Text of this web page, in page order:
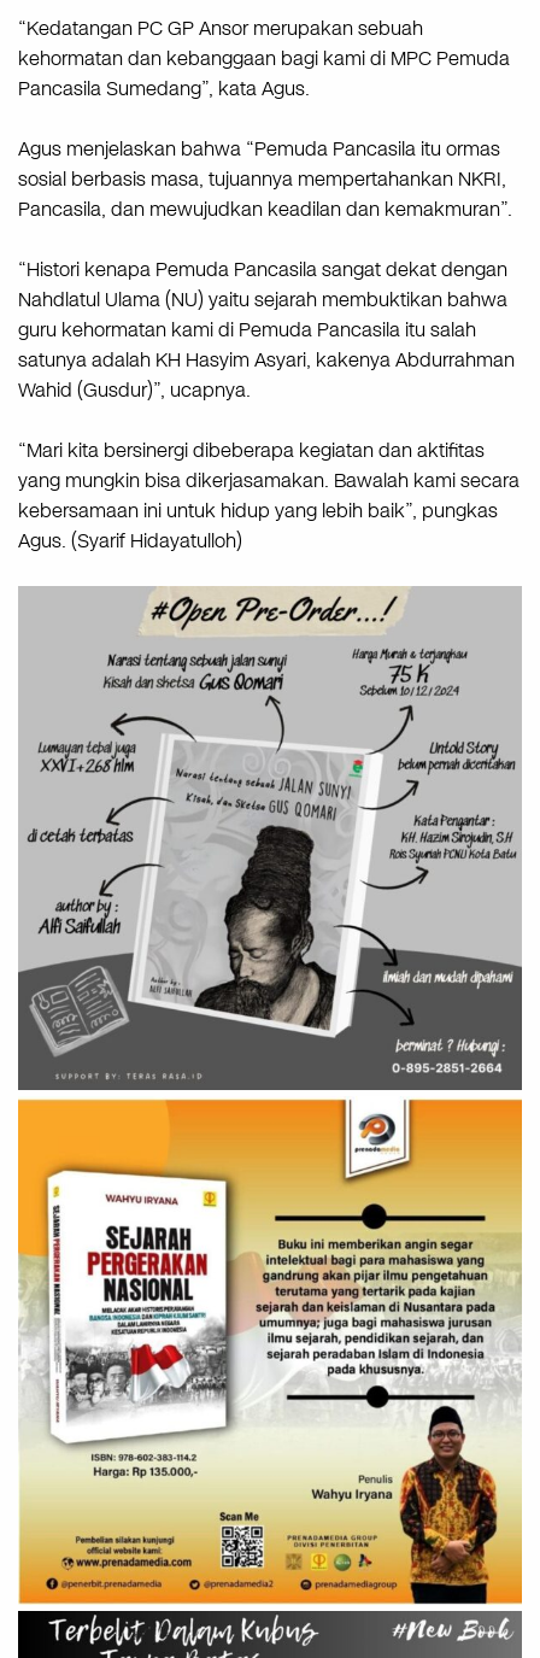
“Kedatangan PC GP Ansor merupakan sebuah
kehormatan dan kebanggaan bagi kami di MPC Pemuda
Pancasila Sumedang”, kata Agus.
Agus menjelaskan bahwa “Pemuda Pancasila itu ormas
sosial berbasis masa, tujuannya mempertahankan NKRI,
Pancasila, dan mewujudkan keadilan dan kemakmuran”.
“Histori kenapa Pemuda Pancasila sangat dekat dengan
Nahdlatul Ulama (NU) yaitu sejarah membuktikan bahwa
guru kehormatan kami di Pemuda Pancasila itu salah
satunya adalah KH Hasyim Asyari, kakenya Abdurrahman
Wahid (Gusdur)”, ucapnya.
“Mari kita bersinergi dibeberapa kegiatan dan aktifitas
yang mungkin bisa dikerjasamakan. Bawalah kami secara
kebersamaan ini untuk hidup yang lebih baik”, pungkas
Agus. (Syarif Hidayatulloh)